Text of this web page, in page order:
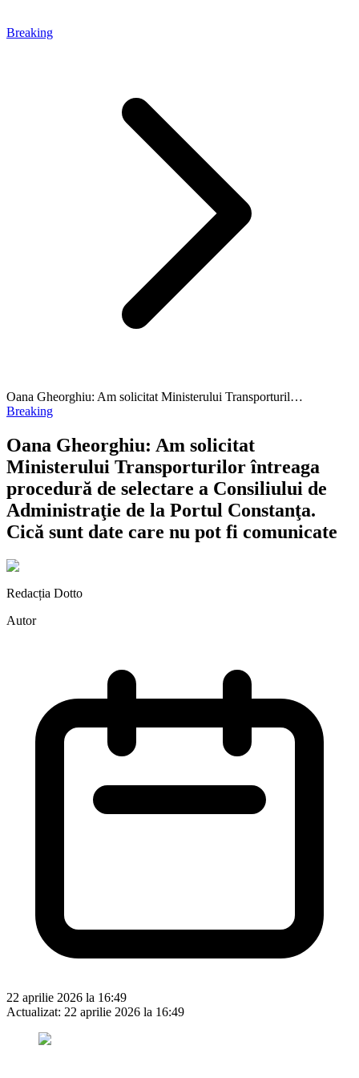
Breaking
Oana Gheorghiu: Am solicitat Ministerului Transporturil…
Breaking
Oana Gheorghiu: Am solicitat
Ministerului Transporturilor întreaga
procedură de selectare a Consiliului de
Administraţie de la Portul Constanţa.
Cică sunt date care nu pot fi comunicate
Redacția Dotto
Autor
22 aprilie 2026 la 16:49
Actualizat: 22 aprilie 2026 la 16:49